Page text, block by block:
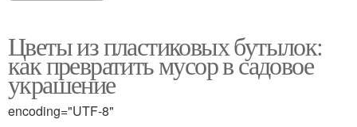
Цветы из пластиковых бутылок:
как превратить мусор в садовое
украшение
encoding="UTF-8"